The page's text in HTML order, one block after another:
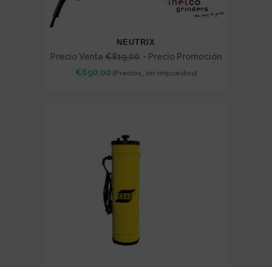
NEUTRIX
Precio Venta €819,00 - Precio Promoción
€690,00 {Precios_sin-impuestos}